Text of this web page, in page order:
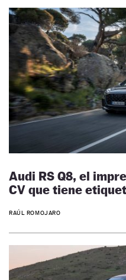
Audi RS Q8, el
CV que tiene
RAÚL ROMOJARO